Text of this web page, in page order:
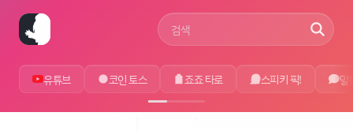
사이트 검색어
유튜브 코인 토스 죠죠 타로 스피키 픽! 말